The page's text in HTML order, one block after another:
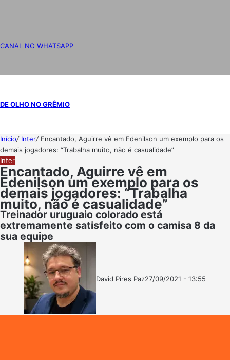
CANAL NO WHATSAPP
DE OLHO NO GRÊMIO
Início/ Inter/ Encantado, Aguirre vê em Edenilson um exemplo para os
demais jogadores: “Trabalha muito, não é casualidade”
Inter
Encantado, Aguirre vê em
Edenilson um exemplo para os
demais jogadores: “Trabalha
muito, não é casualidade”
Treinador uruguaio colorado está
extremamente satisfeito com o camisa 8 da
sua equipe
David Pires PazFollow
Mande
27/09/2021 - 13:55